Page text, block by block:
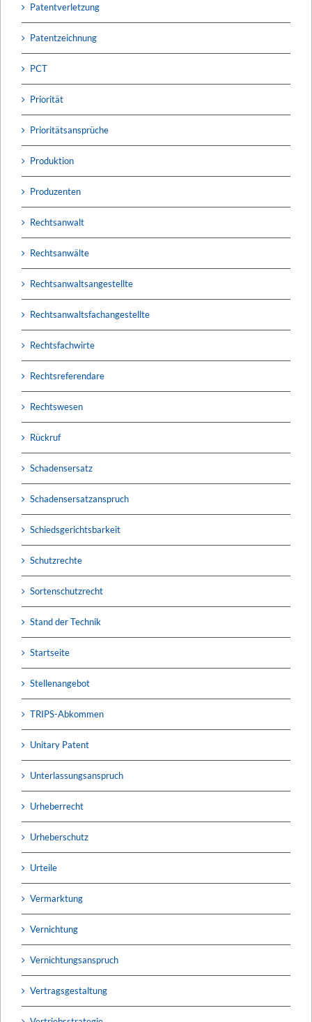
Patentverletzung
Patentzeichnung
PCT
Priorität
Prioritätsansprüche
Produktion
Produzenten
Rechtsanwalt
Rechtsanwälte
Rechtsanwaltsangestellte
Rechtsanwaltsfachangestellte
Rechtsfachwirte
Rechtsreferendare
Rechtswesen
Rückruf
Schadensersatz
Schadensersatzanspruch
Schiedsgerichtsbarkeit
Schutzrechte
Sortenschutzrecht
Stand der Technik
Startseite
Stellenangebot
TRIPS-Abkommen
Unitary Patent
Unterlassungsanspruch
Urheberrecht
Urheberschutz
Urteile
Vermarktung
Vernichtung
Vernichtungsanspruch
Vertragsgestaltung